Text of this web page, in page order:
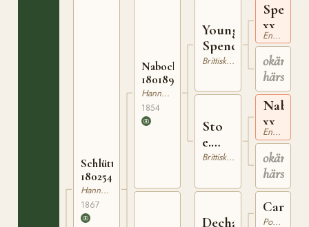
Schlütter
180254867
Hannoveranare
1867
Nabocklish
180189554
Hannoveranare
1854
Young
Spencer
Brittiskt Varmblod
Sto
e.
Nabocklish
Brittiskt Varmblod
Dechant
Spencer
xx
Engelskt Fullblod
okänd
xx
Engelskt Fullblod
okänd
Pommerskt Varmblod